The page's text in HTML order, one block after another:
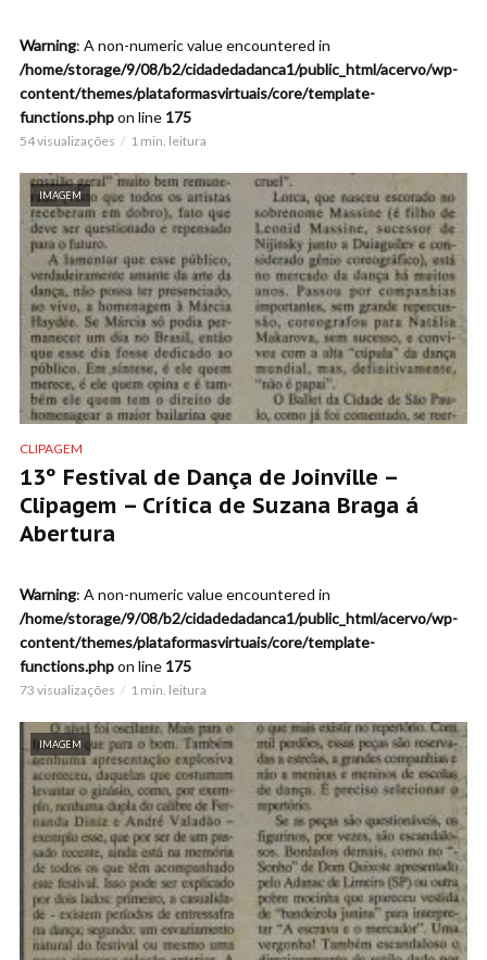
Warning: A non-numeric value encountered in
/home/storage/9/08/b2/cidadedadanca1/public_html/acervo/wp-
content/themes/plataformasvirtuais/core/template-
functions.phpon line 175
54 visualizações 1 min. leitura
IMAGEM
CLIPAGEM
13º Festival de Dança de Joinville –
Clipagem – Crítica de Suzana Braga á
Abertura
Warning: A non-numeric value encountered in
/home/storage/9/08/b2/cidadedadanca1/public_html/acervo/wp-
content/themes/plataformasvirtuais/core/template-
functions.phpon line 175
73 visualizações 1 min. leitura
IMAGEM